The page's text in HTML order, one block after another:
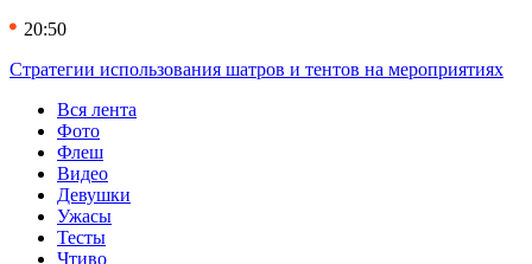
20:50
Стратегии использования шатров и тентов на мероприятиях
Вся лента
Фото
Флеш
Видео
Девушки
Ужасы
Тесты
Чтиво